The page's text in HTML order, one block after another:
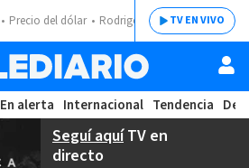
Precio del dólar Rodrigo ChavesTV EN VIVO
En alerta Internacional Tendencia
Seguí aquíTV en
directo